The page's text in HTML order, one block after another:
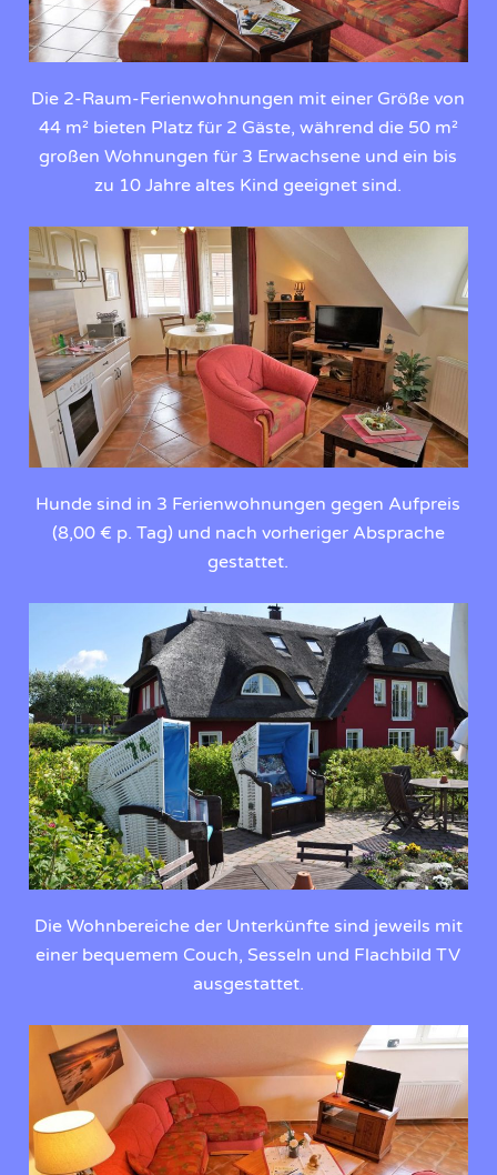
Die 2-Raum-Ferienwohnungen mit einer Größe von
44 m² bieten Platz für 2 Gäste, während die 50 m²
großen Wohnungen für 3 Erwachsene und ein bis
zu 10 Jahre altes Kind geeignet sind.
Hunde sind in 3 Ferienwohnungen gegen Aufpreis
(8,00 € p. Tag) und nach vorheriger Absprache
gestattet.
Die Wohnbereiche der Unterkünfte sind jeweils mit
einer bequemem Couch, Sesseln und Flachbild TV
ausgestattet.